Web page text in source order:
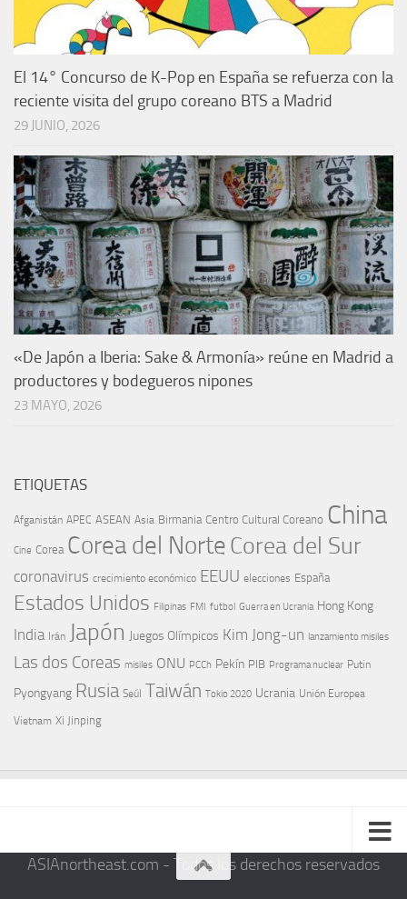
El 14° Concurso de K-Pop en España se refuerza con la
reciente visita del grupo coreano BTS a Madrid
29 JUNIO, 2026
«De Japón a Iberia: Sake & Armonía» reúne en Madrid a
productores y bodegueros nipones
23 MAYO, 2026
ETIQUETAS
Afganistán APEC ASEAN Asia Birmania Centro Cultural Coreano China
Cine Corea Corea del NorteCorea del Sur
coronavirus crecimiento económico EEUU elecciones España
Estados Unidos Filipinas FMI futbol Guerra en Ucrania Hong Kong
India Irán Japón Juegos Olímpicos Kim Jong-un lanzamiento misiles
Las dos Coreas misiles ONU PCCh Pekín PIB Programa nuclear Putin
Pyongyang Rusia Seúl Taiwán Tokio 2020 Ucrania Unión Europea
Vietnam Xi Jinping
ASIAnortheast.com - Todos los derechos reservados